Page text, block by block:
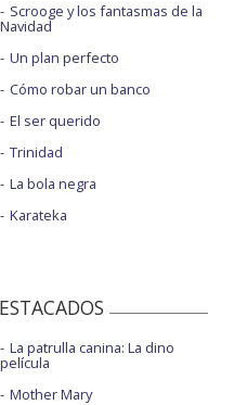
Scrooge y los fantasmas de la
Navidad
Un plan perfecto
Cómo robar un banco
El ser querido
Trinidad
La bola negra
Karateka
La patrulla canina: La dino
película
Mother Mary